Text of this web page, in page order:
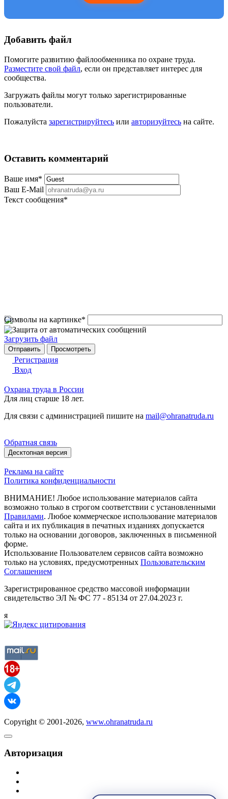
Добавить файл
Помогите развитию файлообменника по охране труда.
Разместите свой файл, если он представляет интерес для
сообщества.
Загружать файлы могут только зарегистрированные
пользователи.
Пожалуйста зарегистрируйтесь или авторизуйтесь на сайте.
Оставить комментарий
Ваше имя*
Ваш E-Mail
Текст сообщения*
Символы на картинке*
Загрузить файл
Регистрация
Вход
Охрана труда в России
Для лиц старше 18 лет.
Для связи с администрацией пишите на mail@ohranatruda.ru
Обратная связь
Десктопная версия
Реклама на сайте
Политика конфиденциальности
ВНИМАНИЕ! Любое использование материалов сайта
возможно только в строгом соответствии с установленными
Правилами. Любое коммерческое использование материалов
сайта и их публикация в печатных изданиях допускается
только на основании договоров, заключенных в письменной
форме.
Использование Пользователем сервисов сайта возможно
только на условиях, предусмотренных Пользовательским
Соглашением
Зарегистрированное средство массовой информации
свидетельство ЭЛ № ФС 77 - 85134 от 27.04.2023 г.
я
Copyright © 2001-2026, www.ohranatruda.ru
Авторизация